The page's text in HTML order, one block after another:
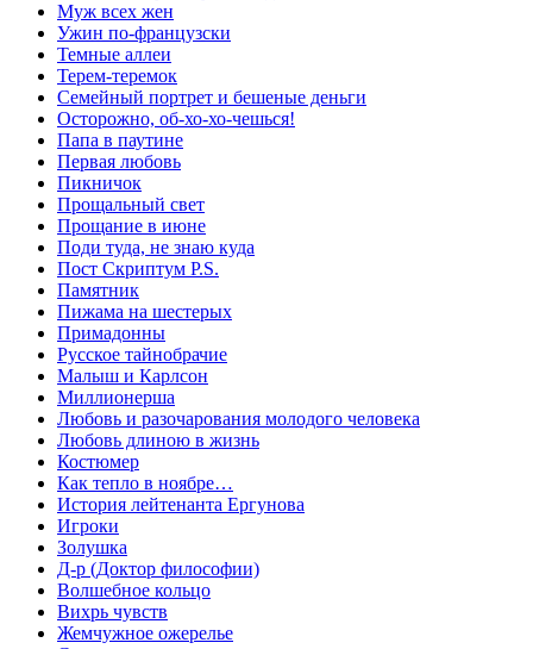
Муж всех жен
Ужин по-французски
Темные аллеи
Терем-теремок
Семейный портрет и бешеные деньги
Осторожно, об-хо-хо-чешься!
Папа в паутине
Первая любовь
Пикничок
Прощальный свет
Прощание в июне
Поди туда, не знаю куда
Пост Скриптум P.S.
Памятник
Пижама на шестерых
Примадонны
Русское тайнобрачие
Малыш и Карлсон
Миллионерша
Любовь и разочарования молодого человека
Любовь длиною в жизнь
Костюмер
Как тепло в ноябре…
История лейтенанта Ергунова
Игроки
Золушка
Д-р (Доктор философии)
Волшебное кольцо
Вихрь чувств
Жемчужное ожерелье